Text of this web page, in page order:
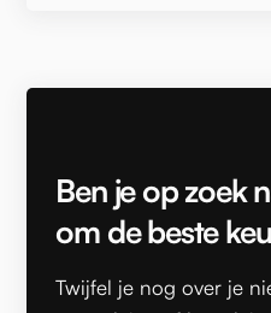
Ben je op zoek
om de beste
Twijfel je nog over je